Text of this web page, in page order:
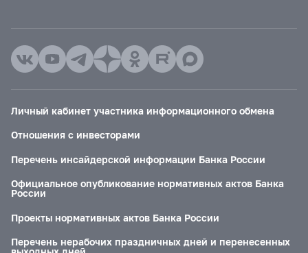
Личный кабинет участника информационного обмена
Отношения с инвесторами
Перечень инсайдерской информации Банка России
Официальное опубликование нормативных актов Банка
России
Проекты нормативных актов Банка России
Перечень нерабочих праздничных дней и перенесенных